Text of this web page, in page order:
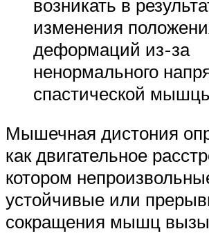
возникать в
изменения
деформаций из-за
ненормального
спастической
Мышечная дистония
как двигательное
котором
устойчивые или
сокращения мышц